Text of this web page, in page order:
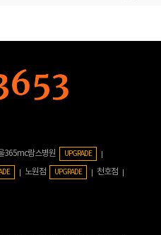
365mc람스병원 UPGRADE
노원점 UPGRADE
천호점